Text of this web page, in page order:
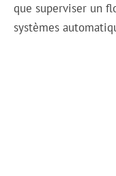
que superviser un
systèmes